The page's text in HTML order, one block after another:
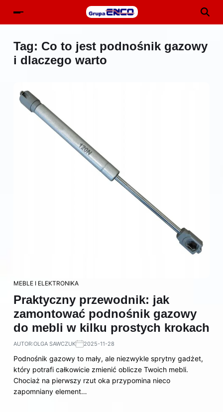
Tag: Co to jest podnośnik gazowy
i dlaczego warto
MEBLE I ELEKTRONIKA
Praktyczny przewodnik: jak
zamontować podnośnik gazowy
do mebli w kilku prostych krokach
AUTOR:OLGA SAWCZUK 2025-11-28
Podnośnik gazowy to mały, ale niezwykle sprytny gadżet,
który potrafi całkowicie zmienić oblicze Twoich mebli.
Chociaż na pierwszy rzut oka przypomina nieco
zapomniany element…